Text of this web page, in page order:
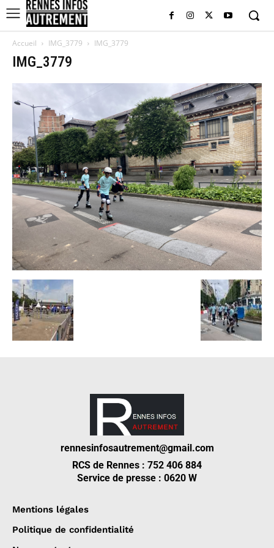
Accueil IMG_3779 IMG_3779
IMG_3779
rennesinfosautrement@gmail.com
RCS de Rennes : 752 406 884
Service de presse : 0620 W
Mentions légales
Politique de confidentialité